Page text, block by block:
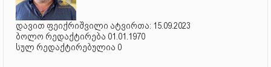
დავით ფეიქრიშვილი ატვირთა: 15.09.2023
ბოლო რედაქტირება 01.01.1970
სულ რედაქტირებულია 0